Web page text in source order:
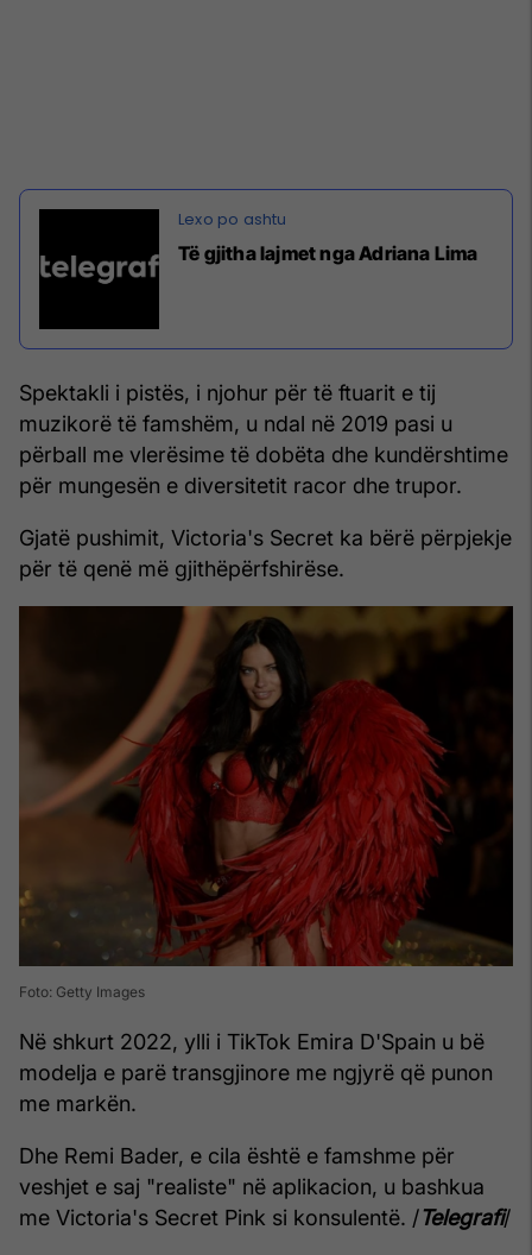
Të gjitha lajmet nga Adriana Lima
Spektakli i pistës, i njohur për të ftuarit e tij
muzikorë të famshëm, u ndal në 2019 pasi u
përball me vlerësime të dobëta dhe kundërshtime
për mungesën e diversitetit racor dhe trupor.
Gjatë pushimit, Victoria's Secret ka bërë përpjekje
për të qenë më gjithëpërfshirëse.
Foto: Getty Images
Në shkurt 2022, ylli i TikTok Emira D'Spain u bë
modelja e parë transgjinore me ngjyrë që punon
me markën.
Dhe Remi Bader, e cila është e famshme për
veshjet e saj "realiste" në aplikacion, u bashkua
me Victoria's Secret Pink si konsulentë. /Telegrafi/